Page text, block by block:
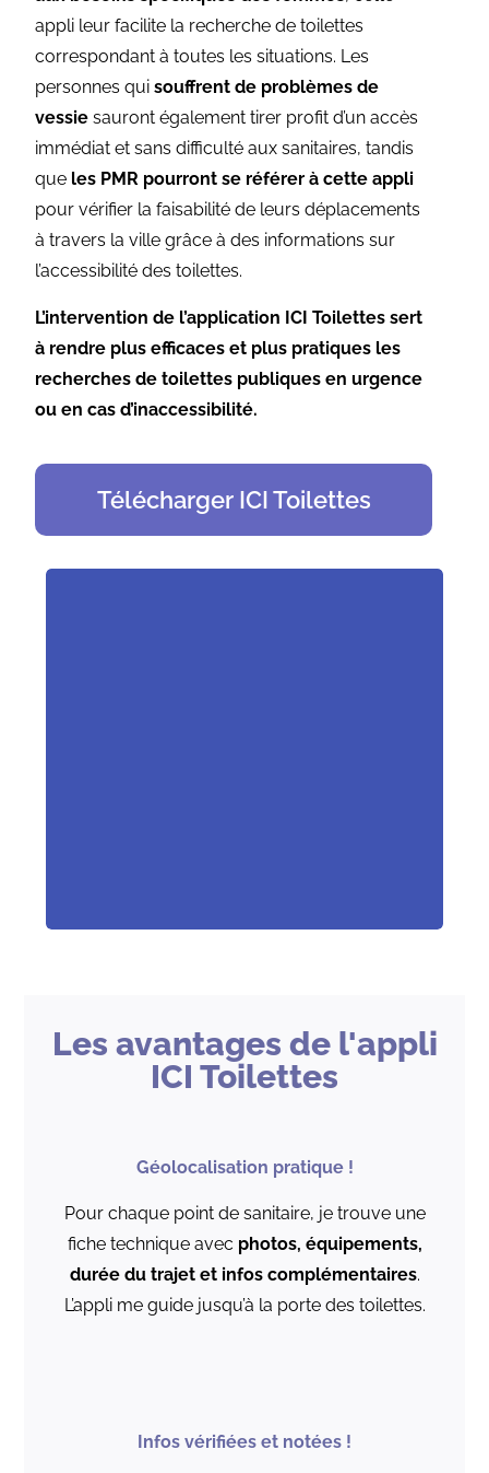
appli leur facilite la recherche de toilettes
correspondant à toutes les situations. Les
personnes quisouffrent de problèmes de
vessie sauront également tirer profit d’un accès
immédiat et sans difficulté aux sanitaires, tandis
que les PMR pourront se référer à cette appli
pour vérifier la faisabilité de leurs déplacements
à travers la ville grâce à des informations sur
l’accessibilité des toilettes.
L’intervention de l’application ICI Toilettes sert
à rendre plus efficaces et plus pratiques les
recherches de toilettes publiques en urgence
ou en cas d’inaccessibilité.
Télécharger ICI Toilettes
Les avantages de l'appli
ICI Toilettes
Géolocalisation pratique !
Pour chaque point de sanitaire, je trouve une
fiche technique avec photos, équipements,
durée du trajet et infos complémentaires.
L’appli me guide jusqu’à la porte des toilettes.
Infos vérifiées et notées !